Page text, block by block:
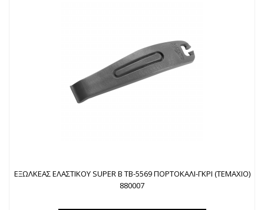
ΕΞΩΛΚΕΑΣ ΕΛΑΣΤΙΚΟΥ SUPER B TB-5569 ΠΟΡΤΟΚΑΛΙ-ΓΚΡΙ (TEMAXIO)
880007